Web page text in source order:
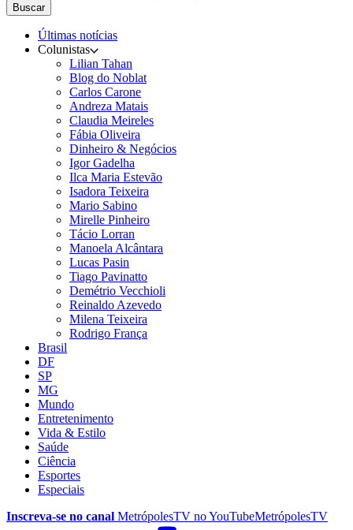
Buscar
Últimas notícias
Colunistas
Lilian Tahan
Blog do Noblat
Carlos Carone
Andreza Matais
Claudia Meireles
Fábia Oliveira
Dinheiro & Negócios
Igor Gadelha
Ilca Maria Estevão
Isadora Teixeira
Mario Sabino
Mirelle Pinheiro
Tácio Lorran
Manoela Alcântara
Lucas Pasin
Tiago Pavinatto
Demétrio Vecchioli
Reinaldo Azevedo
Milena Teixeira
Rodrigo França
Brasil
DF
SP
MG
Mundo
Entretenimento
Vida & Estilo
Saúde
Ciência
Esportes
Especiais
Inscreva-se no canal MetrópolesTV noYouTubeMetrópolesTV